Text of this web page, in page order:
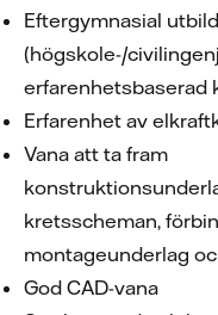
Eftergymnasial
(högskole-/
erfarenhetsbaserad
Erfarenhet av
Vana att ta fram
kretsscheman,
montageunderlag
God CAD-vana